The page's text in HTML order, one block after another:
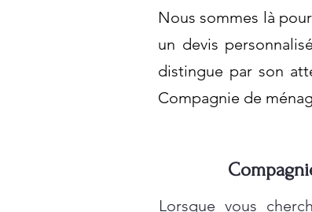
Nous sommes là
un devis
distingue par son
Compagnie de
Lorsque vous